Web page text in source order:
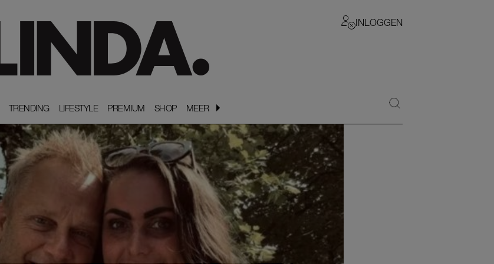
INLOGGEN
TRENDING
TRENDING LIFESTYLE
LIFESTYLE PREMIUM
PREMIUM SHOP
SHOP MEER
MEER